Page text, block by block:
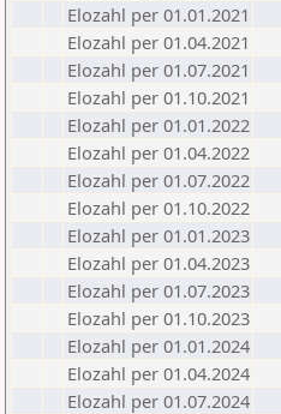
Elozahl per 01.01.2021
Elozahl per 01.04.2021
Elozahl per 01.07.2021
Elozahl per 01.10.2021
Elozahl per 01.01.2022
Elozahl per 01.04.2022
Elozahl per 01.07.2022
Elozahl per 01.10.2022
Elozahl per 01.01.2023
Elozahl per 01.04.2023
Elozahl per 01.07.2023
Elozahl per 01.10.2023
Elozahl per 01.01.2024
Elozahl per 01.04.2024
Elozahl per 01.07.2024